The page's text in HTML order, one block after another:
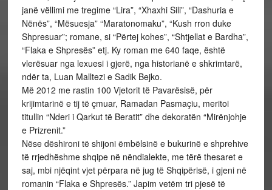
janë vëllimi me tregime “Lira”, “Xhaxhi Sili”, “Dashuria e
Nënës”, “Mësuesja” “Maratonomaku”, “Kush rron duke
Shpresuar”; romane, si “Përtej kohes”, “Shtjellat e Bardha”,
“Flaka e Shpresës” etj. Ky roman me 640 faqe, është
vlerësuar nga lexuesi i gjerë, nga historianë e shkrimtarë,
ndër ta, Luan Malltezi e Sadik Bejko.
Më 2012 me rastin 100 Vjetorit të Pavarësisë, për
krijimtarinë e tij të çmuar, Ramadan Pasmaçiu, meritoi
titullin “Nderi i Qarkut të Beratit” dhe dekoratën “Mirënjohje
e Prizrenit.”
Nëse dëshironi të shijoni ëmbëlsinë e bukurinë e shprehive
të rrjedhëshme shqipe në nëndialekte, me tërë thesaret e
saj, mbi njëqint vjet përpara në jug të Shqipërisë, i gjeni në
romanin “Flaka e Shpresës.” Japim vetëm tri pjesë të